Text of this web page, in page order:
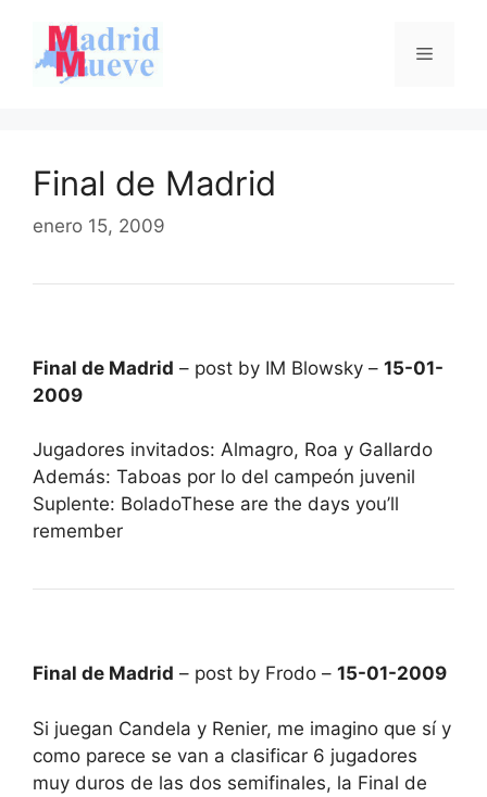
contenido
Menú
Final de Madrid
enero 15, 2009
Final de Madrid – post by IM Blowsky – 15-01-
2009
Jugadores invitados: Almagro, Roa y Gallardo
Además: Taboas por lo del campeón juvenil
Suplente: BoladoThese are the days you’ll
remember
Final de Madrid – post by Frodo – 15-01-2009
Si juegan Candela y Renier, me imagino que sí y
como parece se van a clasificar 6 jugadores
muy duros de las dos semifinales, la Final de